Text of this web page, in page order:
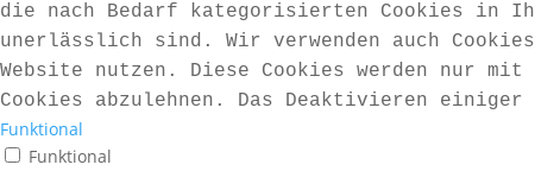
die nach Bedarf kategorisierten Cookies in
unerlässlich sind. Wir verwenden auch
Website nutzen. Diese Cookies werden nur
Cookies abzulehnen. Das Deaktivieren
Funktional
Funktional